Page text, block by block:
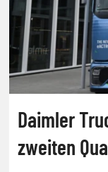
Daimler
zweiten